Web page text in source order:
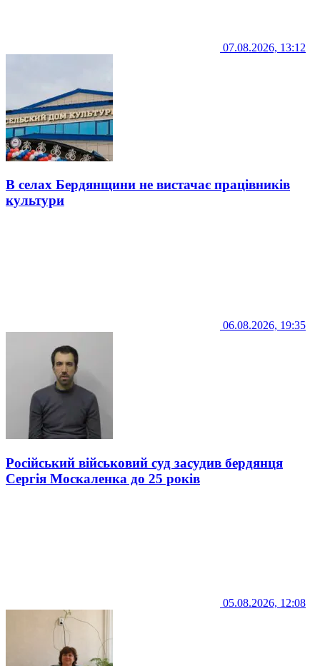
07.08.2026, 13:12
В селах Бердянщини не вистачає працівників
культури
06.08.2026, 19:35
Російський військовий суд засудив бердянця
Сергія Москаленка до 25 років
05.08.2026, 12:08